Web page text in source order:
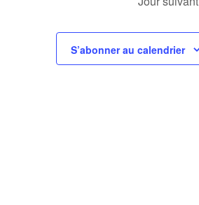
S’abonner au calendrier